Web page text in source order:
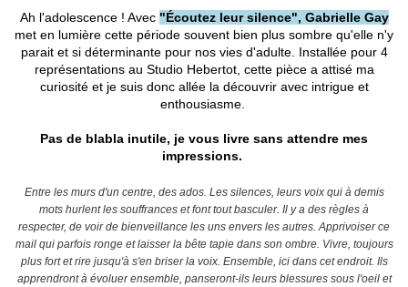
Ah l'adolescence ! Avec "Écoutez leur silence", Gabrielle Gay
met en lumière cette période souvent bien plus sombre qu'elle n'y
parait et si déterminante pour nos vies d'adulte. Installée pour 4
représentations au Studio Hebertot, cette pièce a attisé ma
curiosité et je suis donc allée la découvrir avec intrigue et
enthousiasme.
Pas de blabla inutile, je vous livre sans attendre mes
impressions.
Entre les murs d'un centre, des ados. Les silences, leurs voix qui à demis
mots hurlent les souffrances et font tout basculer. Il y a des règles à
respecter, de voir de bienveillance les uns envers les autres. Apprivoiser ce
mail qui parfois ronge et laisser la bête tapie dans son ombre. Vivre, toujours
plus fort et rire jusqu'à s'en briser la voix. Ensemble, ici dans cet endroit. Ils
apprendront à évoluer ensemble, panseront-ils leurs blessures sous l'oeil et